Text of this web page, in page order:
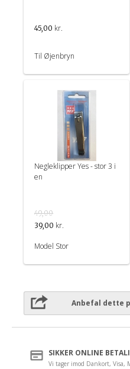
45,00 kr.
Til Øjenbryn
Negleklipper Yes - stor 3 i
en
49,00
39,00 kr.
Model Stor
Anbefal dette
SIKKER ONLINE
Vi tager imod Dankort, Visa,